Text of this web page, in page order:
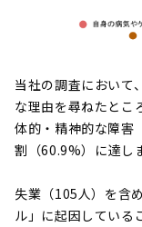
当社の調査において
な理由を尋ねたとこ
体的・精神的な障害
割（60.9%）に達し
失業（105人）を含
ル」に起因している